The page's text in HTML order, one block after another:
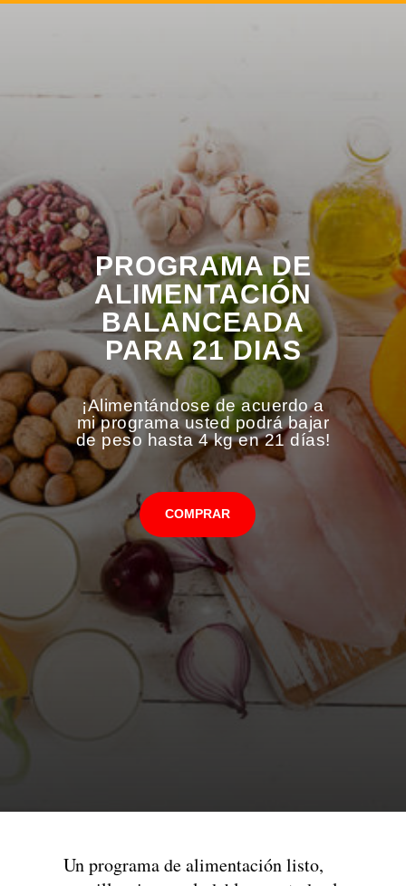
PROGRAMA DE
ALIMENTACIÓN
BALANCEADA
PARA 21 DIAS
¡Alimentándose de acuerdo a
mi programa usted podrá bajar
de peso hasta 4 kg en 21 días!
COMPRAR
Un programa de alimentación listo,